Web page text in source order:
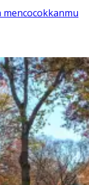
mencocokkanmu